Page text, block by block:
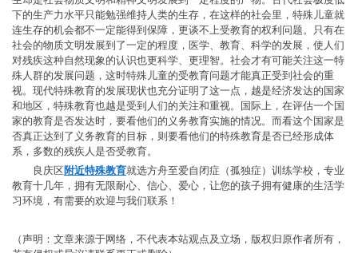
下的生产力水平只能勉强维持人类的生存，在这样的社会里，特殊儿童就
连生存的机会都不一定能得到保障，更谈不上受教育的权利问题。只有在
社会的物质文明发展到了一定的程度，医学、教育、科学的发展，使人们
对残疾这种自然现象的认识也更科学、更理智。社会才有可能关注这一特
殊人群的发展问题，这时特殊儿童的受教育问题才能真正受到社会的重
视。现代特殊教育的发展现状也充分证明了这一点，越是经济发达的国家
和地区，特殊教育也越是受到人们的关注和重视。国际上，在评估一个国
家的教育是否发达时，要看他们的义务教育实施的情况。而看这个国家是
否真正达到了义务教育的目标，则要看他们的特殊教育是否已经形成体
系，多数的残疾人是否受教育。
良庆区 附近特殊教育就选方舟至爱自闭症（孤独症）训练学校，专业
教育十几年，拥有无限耐心、信心、爱心，让您的孩子拥有健康的生活学
习环境，有需要的欢迎与我们联系！
（声明：文章来源于网络，不代表本站观点及立场，版权归原作者所有，